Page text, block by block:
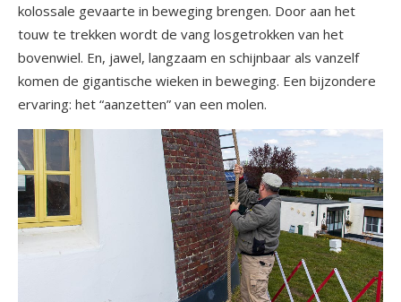
kolossale gevaarte in beweging brengen. Door aan het
touw te trekken wordt de vang losgetrokken van het
bovenwiel. En, jawel, langzaam en schijnbaar als vanzelf
komen de gigantische wieken in beweging. Een bijzondere
ervaring: het “aanzetten” van een molen.